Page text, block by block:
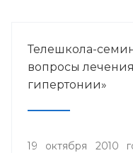
Телешкола-
вопросы
гипертонии»
19 октября 2010